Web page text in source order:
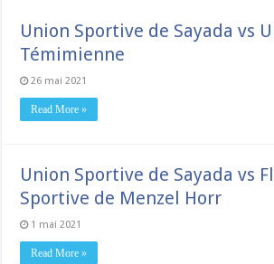
Union Sportive de Sayada vs
Témimienne
26 mai 2021
Read More »
Union Sportive de Sayada vs
Sportive de Menzel Horr
1 mai 2021
Read More »